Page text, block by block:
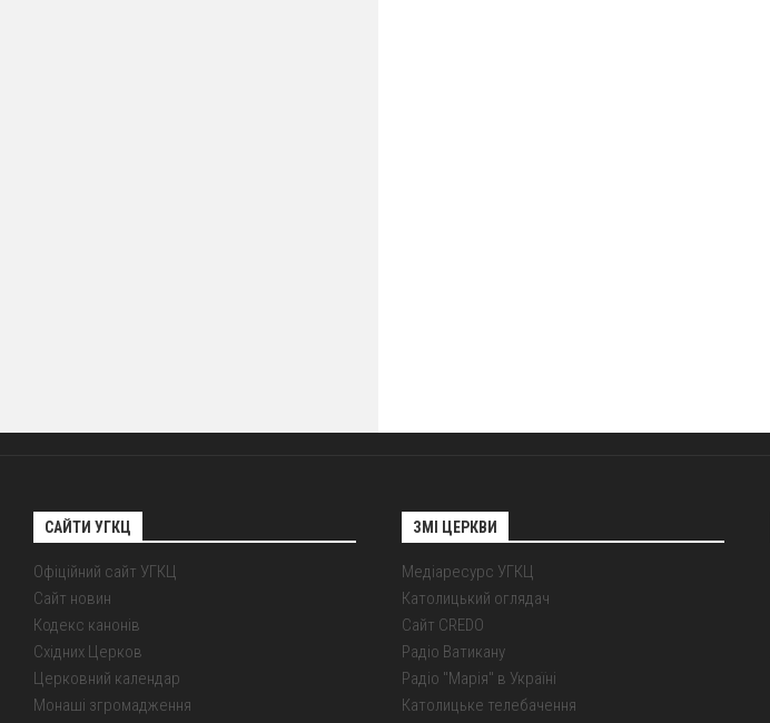
САЙТИ УГКЦ
Офіційний сайт УГКЦ
Сайт новин
Кодекс канонів
Східних Церков
Церковний календар
Монаші згромадження
ЗМІ ЦЕРКВИ
Медіаресурс УГКЦ
Католицький оглядач
Сайт CREDO
Радіо Ватикану
Радіо "Марія" в Україні
Католицьке телебачення